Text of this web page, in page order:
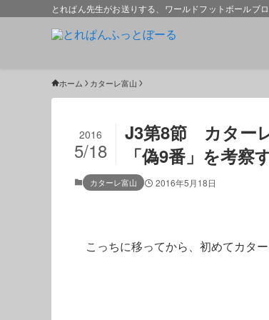
とれぱん先生がお送りする、ワールドフットボールブ
ホーム カターレ富山
J3第8節 カター
「偽9番」を考察
2016
5/18
カターレ富山 2016年5月18日
こっちに移ってから、初めてカタ